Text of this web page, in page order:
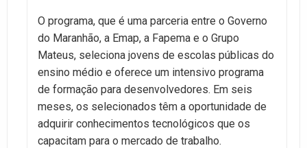
O programa, que é uma parceria entre o Governo
do Maranhão, a Emap, a Fapema e o Grupo
Mateus, seleciona jovens de escolas públicas do
ensino médio e oferece um intensivo programa
de formação para desenvolvedores. Em seis
meses, os selecionados têm a oportunidade de
adquirir conhecimentos tecnológicos que os
capacitam para o mercado de trabalho.